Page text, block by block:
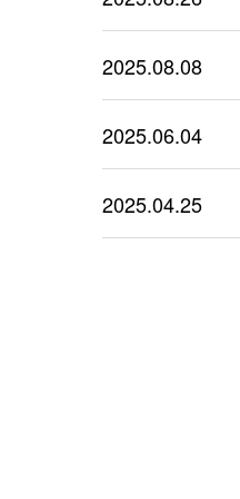
2025.08.08
2025.06.04
2025.04.25